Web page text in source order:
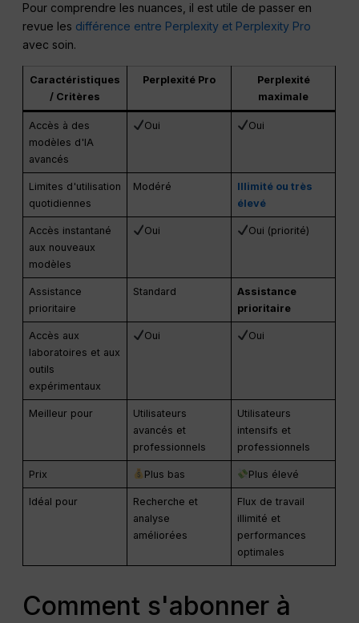
Pour comprendre les nuances, il est utile de passer en
revue les différence entre Perplexity et Perplexity Pro
avec soin.
Caractéristiques
/ Critères
Perplexité Pro
Perplexité
maximale
Accès à des
modèles d'IA
avancés
Oui Oui
Limites d'utilisation
quotidiennes
Modéré
Illimité ou très
élevé
Accès instantané
aux nouveaux
modèles
Oui Oui (priorité)
Assistance
prioritaire
Standard
Assistance
prioritaire
Accès aux
laboratoires et aux
outils
expérimentaux
Oui Oui
Meilleur pour
Utilisateurs
avancés et
professionnels
Utilisateurs
intensifs et
professionnels
Prix Plus bas Plus élevé
Idéal pour
Recherche et
analyse
améliorées
Flux de travail
illimité et
performances
optimales
Comment s'abonner à